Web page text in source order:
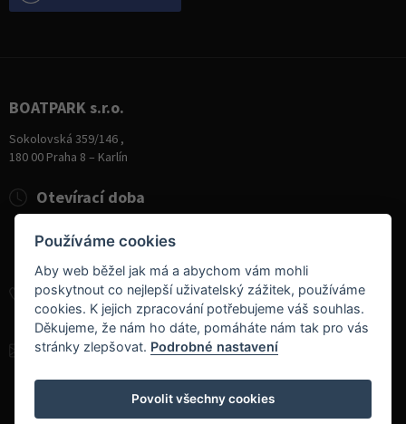
BOATPARK s.r.o.
Sokolovská 359/146 ,
180 00 Praha 8 – Karlín
+420 284 826 787
+420 604 728 042
info@boatpark.cz
Otevírací doba
Úterý - Pátek
10:00 - 19:00
Sobota
9:00 - 14:00
Používáme cookies
Aby web běžel jak má a abychom vám mohli
poskytnout co nejlepší uživatelský zážitek, používáme
cookies. K jejich zpracování potřebujeme váš souhlas.
Děkujeme, že nám ho dáte, pomáháte nám tak pro vás
stránky zlepšovat. Podrobné nastavení
Povolit všechny cookies